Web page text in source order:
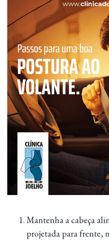
Mantenha a cabeça
projetada para frente,